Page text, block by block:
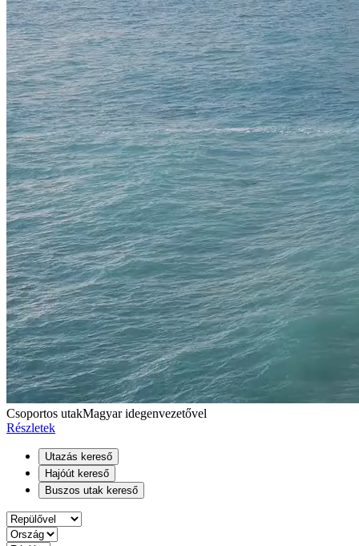
Csoportos utakMagyar idegenvezetővel
Részletek
Utazás kereső
Hajóút kereső
Buszos utak kereső